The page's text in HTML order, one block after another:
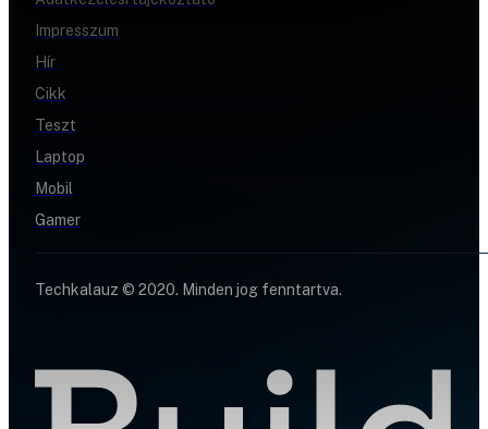
Impresszum
Hír
Cikk
Teszt
Laptop
Mobil
Gamer
Techkalauz © 2020. Minden jog fenntartva.